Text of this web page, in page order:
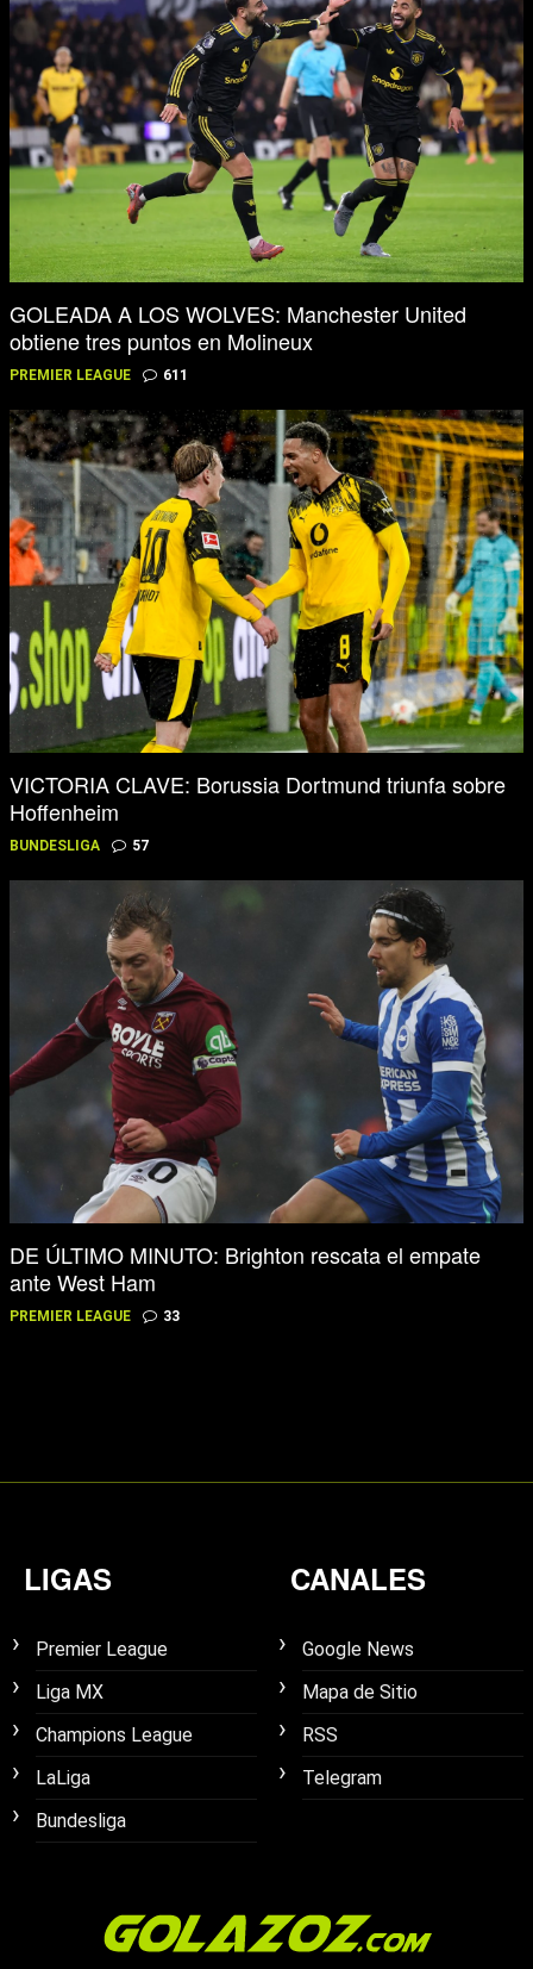
GOLEADA A LOS WOLVES: Manchester United
obtiene tres puntos en Molineux
PREMIER LEAGUE 611
VICTORIA CLAVE: Borussia Dortmund triunfa sobre
Hoffenheim
BUNDESLIGA 57
DE ÚLTIMO MINUTO: Brighton rescata el empate
ante West Ham
PREMIER LEAGUE 33
LIGAS
Premier League
Liga MX
Champions League
LaLiga
Bundesliga
CANALES
Google News
Mapa de Sitio
RSS
Telegram